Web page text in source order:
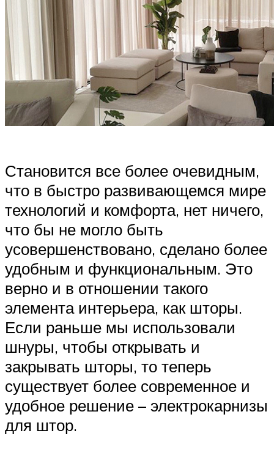
Становится все более очевидным,
что в быстро развивающемся мире
технологий и комфорта, нет ничего,
что бы не могло быть
усовершенствовано, сделано более
удобным и функциональным. Это
верно и в отношении такого
элемента интерьера, как шторы.
Если раньше мы использовали
шнуры, чтобы открывать и
закрывать шторы, то теперь
существует более современное и
удобное решение – электрокарнизы
для штор.